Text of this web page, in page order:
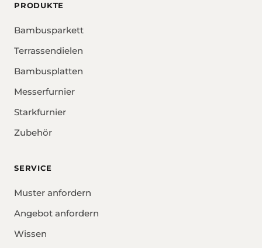
PRODUKTE
Bambusparkett
Terrassendielen
Bambusplatten
Messerfurnier
Starkfurnier
Zubehör
SERVICE
Muster anfordern
Angebot anfordern
Wissen